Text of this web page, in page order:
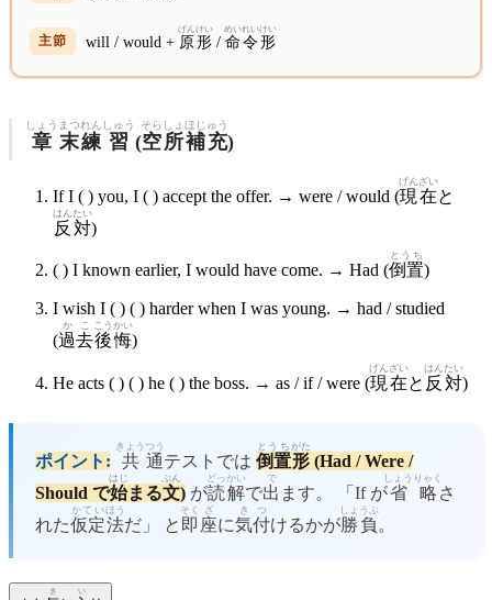
will / would + 原形
げんけい
/命令
めいれい
形
けい
章
しょう
末
まつ
練
れん
習
しゅう
(空
そら
所
しょ
補充
ほじゅう
)
If I ( ) you, I ( ) accept the offer. → were / would (現在
げんざい
と
反対
はんたい
)
( ) I known earlier, I would have come. → Had (倒置
とうち
)
I wish I ( ) ( ) harder when I was young. → had / studied
(過去
かこ
後悔
こうかい
)
He acts ( ) ( ) he ( ) the boss. → as / if / were (現在
げんざい
と 反対
はんたい
)
ポイント: 共
きょう
通
つう
テストでは 倒置
とうち
形
がた
(Had / Were /
Should で始
はじ
まる文
ぶん
) が読解
どっかい
で出
で
ます。 「If が省略
しょうりゃく
さ
れた仮定
かてい
法
ほう
だ」 と 即
そく
座
ざ
に気
き
付
つ
けるかが勝負
しょうぶ
。
き い